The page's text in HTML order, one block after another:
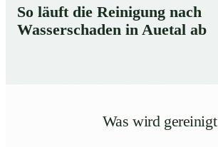
So läuft die Reinigung nach
Wasserschaden in Auetal ab
Was wird gereinigt